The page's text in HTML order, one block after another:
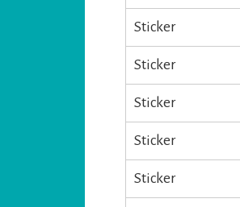
Sticker
Sticker
Sticker
Sticker
Sticker